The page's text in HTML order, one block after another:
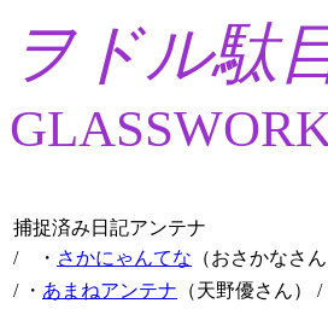
ヲドル駄
捕捉済み日記アンテナ
/ ・ さかにゃんてな （おさかなさん
/ ・ あまねアンテナ （天野優さん） /